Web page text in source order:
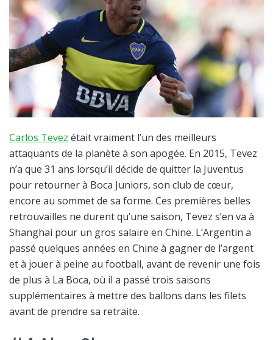
Carlos Tevez était vraiment l’un des meilleurs
attaquants de la planète à son apogée. En 2015, Tevez
n’a que 31 ans lorsqu’il décide de quitter la Juventus
pour retourner à Boca Juniors, son club de cœur,
encore au sommet de sa forme. Ces premières belles
retrouvailles ne durent qu’une saison, Tevez s’en va à
Shanghai pour un gros salaire en Chine. L’Argentin a
passé quelques années en Chine à gagner de l’argent
et à jouer à peine au football, avant de revenir une fois
de plus à La Boca, où il a passé trois saisons
supplémentaires à mettre des ballons dans les filets
avant de prendre sa retraite.